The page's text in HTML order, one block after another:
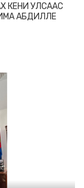
КЕНИ УЛСААС
АБДИЛЛЕ